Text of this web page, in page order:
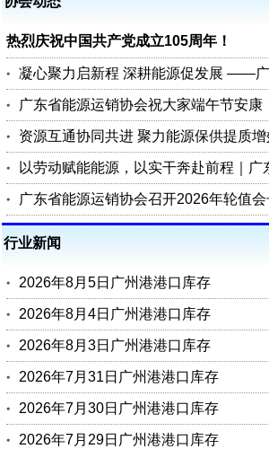
热烈庆祝中国共产党成立105周年！
广东省能源运销协会祝大家端午节安康
资源互通协同共进 聚力能源保供提质增
行业新闻
2026年8月5日广州港港口库存
2026年8月4日广州港港口库存
2026年8月3日广州港港口库存
2026年7月31日广州港港口库存
2026年7月30日广州港港口库存
2026年7月29日广州港港口库存